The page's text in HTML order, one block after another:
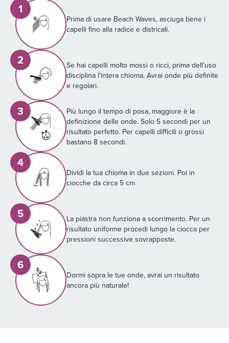
1
Prima di usare Beach Waves, asciuga bene i
capelli fino alla radice e districali.
2
Se hai capelli molto mossi o ricci, prima dell’uso
disciplina l’intera chioma. Avrai onde più definite
e regolari.
3
Più lungo il tempo di posa, maggiore è la
definizione delle onde. Solo 5 secondi per un
risultato perfetto. Per capelli difficili o grossi
bastano 8 secondi.
4
Dividi la tua chioma in due sezioni. Poi in
ciocche da circa 5 cm
5
La piastra non funziona a scorrimento. Per un
risultato uniforme procedi lungo la ciocca per
pressioni successive sovrapposte.
6
Dormi sopra le tue onde, avrai un risultato
ancora più naturale!